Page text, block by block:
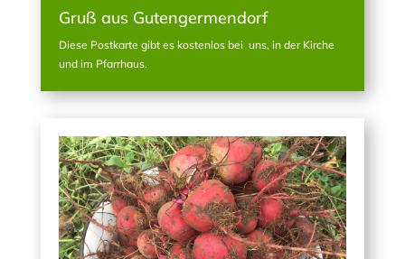
Gruß aus Gutengermendorf
Diese Postkarte gibt es kostenlos bei uns, in der Kirche
und im Pfarrhaus.